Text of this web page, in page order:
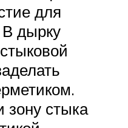
для
дырку
зону стыка